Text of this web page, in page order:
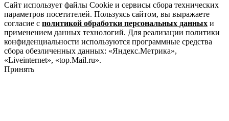
Сайт использует файлы Cookie и сервисы сбора технических
параметров посетителей. Пользуясь сайтом, вы выражаете
согласие с политикой обработки персональных данных и
применением данных технологий. Для реализации политики
конфиденциальности используются программные средства
сбора обезличенных данных: «Яндекс.Метрика»,
«Liveinternet», «top.Mail.ru».
Принять